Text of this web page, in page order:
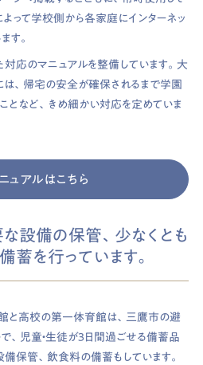
って学校側から各家庭にインターネッ
す。
対応のマニュアルを整備しています。大
、帰宅の安全が確保されるまで学園
となど、きめ細かい対応を定めていま
ュアルはこちら
設備の保管、少なくとも
蓄を行っています。
と高校の第一体育館は、三鷹市の避
、児童・生徒が３日間過ごせる備蓄品
保管、飲食料の備蓄もしています。